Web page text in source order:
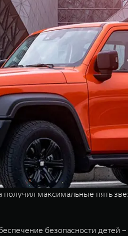
максимальные пять
безопасности детей